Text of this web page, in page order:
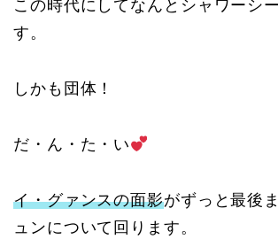
この時代にしてなんとシャワーシ
す。
しかも団体！
だ・ん・た・い
イ・グァンスの面影がずっと最後
ュンについて回ります。